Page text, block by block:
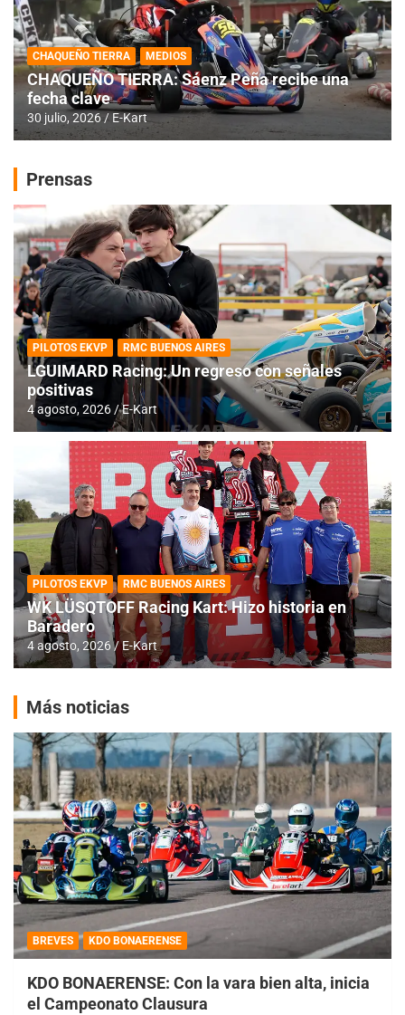
CHAQUEÑO TIERRA MEDIOS
CHAQUEÑO TIERRA: Sáenz Peña recibe una
fecha clave
30 julio, 2026 E-Kart
Prensas
PILOTOS EKVP RMC BUENOS AIRES
LGUIMARD Racing: Un regreso con señales
positivas
4 agosto, 2026 E-Kart
PILOTOS EKVP RMC BUENOS AIRES
WK LÜSQTOFF Racing Kart: Hizo historia en
Baradero
4 agosto, 2026 E-Kart
Más noticias
BREVES KDO BONAERENSE
KDO BONAERENSE: Con la vara bien alta, inicia
el Campeonato Clausura